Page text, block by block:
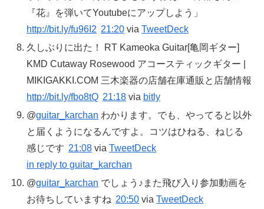
『花』を弾いてYoutubeにアップしよう」
http://bit.ly/fu96I2 21:20 viaTweetDeck
久しぶりに出た！ RT Kameoka Guitar[亀岡ギター]
KMD Cutaway Rosewood アコースティックギター |
MIKIGAKKI.COM 三木楽器の店舗在庫通販と店舗情報
http://bit.ly/fbo8tQ 21:18 via bitly
@guitar_karchan わかります。でも、やってると以外
と届くようになるんですよ。コツはひねる、ねじる
感じです 21:08 viaTweetDeck
in reply to guitar_karchan
@guitar_karchan でしょう♪また飛び入り参加動画を
お待ちしていますね 20:50 viaTweetDeck